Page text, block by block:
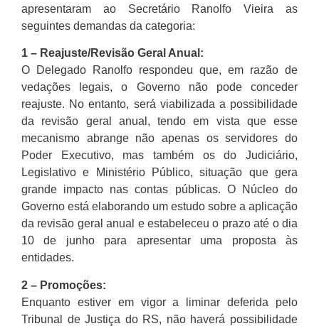
apresentaram ao Secretário Ranolfo Vieira as
seguintes demandas da categoria:
1 – Reajuste/Revisão Geral Anual:
O Delegado Ranolfo respondeu que, em razão de
vedações legais, o Governo não pode conceder
reajuste. No entanto, será viabilizada a possibilidade
da revisão geral anual, tendo em vista que esse
mecanismo abrange não apenas os servidores do
Poder Executivo, mas também os do Judiciário,
Legislativo e Ministério Público, situação que gera
grande impacto nas contas públicas. O Núcleo do
Governo está elaborando um estudo sobre a aplicação
da revisão geral anual e estabeleceu o prazo até o dia
10 de junho para apresentar uma proposta às
entidades.
2 – Promoções:
Enquanto estiver em vigor a liminar deferida pelo
Tribunal de Justiça do RS, não haverá possibilidade